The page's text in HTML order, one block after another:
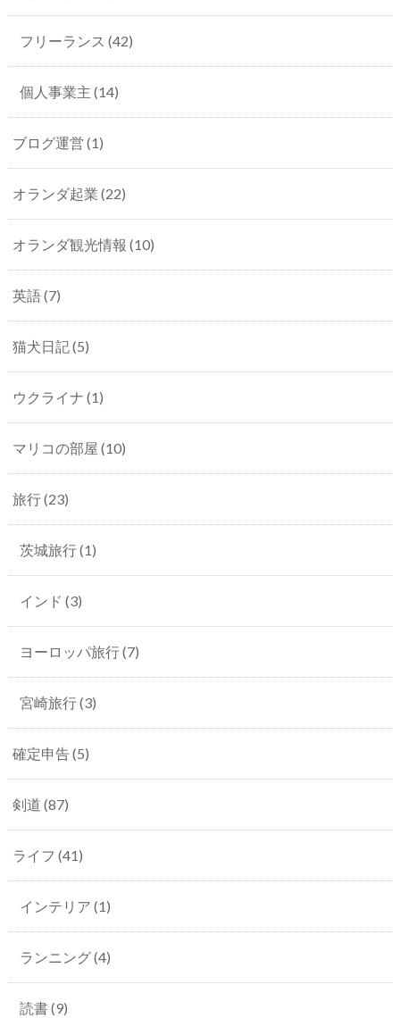
フリーランス (42)
個人事業主 (14)
ブログ運営 (1)
オランダ起業 (22)
オランダ観光情報 (10)
英語(7)
猫犬日記(5)
ウクライナ (1)
マリコの部屋 (10)
旅行(23)
茨城旅行(1)
インド (3)
ヨーロッパ旅行(7)
宮崎旅行(3)
確定申告(5)
剣道 (87)
ライフ (41)
インテリア (1)
ランニング(4)
読書(9)